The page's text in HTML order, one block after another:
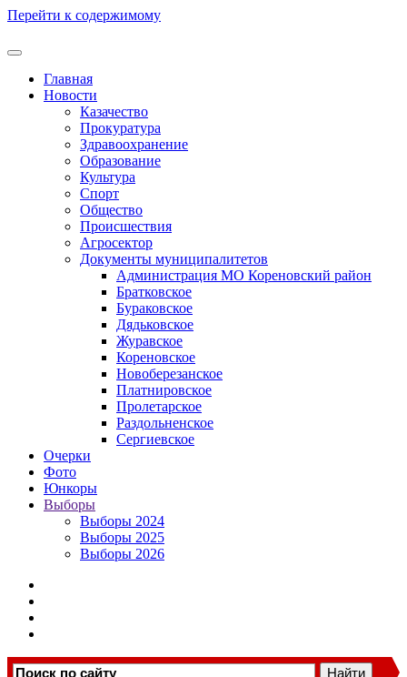
Перейти к содержимому
Главная
Новости
Казачество
Прокуратура
Здравоохранение
Образование
Культура
Спорт
Общество
Происшествия
Агросектор
Документы муниципалитетов
Администрация МО Кореновский район
Братковское
Бураковское
Дядьковское
Журавское
Кореновское
Новоберезанское
Платнировское
Пролетарское
Раздольненское
Сергиевское
Очерки
Фото
Юнкоры
Выборы
Выборы 2024
Выборы 2025
Выборы 2026